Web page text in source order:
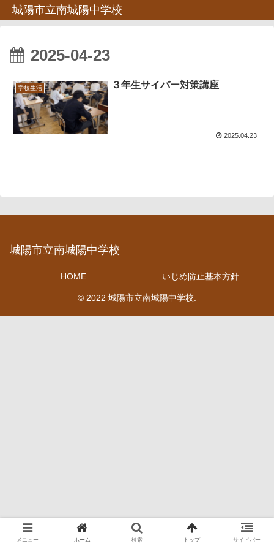
城陽市立南城陽中学校
2025-04-23
学校生活 ３年生サイバー対策講座
2025.04.23
城陽市立南城陽中学校
HOME いじめ防止基本方針
© 2022 城陽市立南城陽中学校.
メニュー ホーム 検索 トップ サイドバー